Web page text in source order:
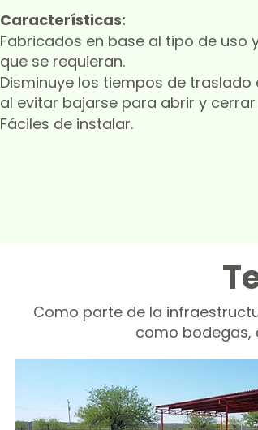
Características:
Fabricados en base al tipo de uso
que se requieran.
Disminuye los tiempos de traslado
al evitar bajarse para abrir y
Fáciles de instalar.
Como parte de la
como bodegas,